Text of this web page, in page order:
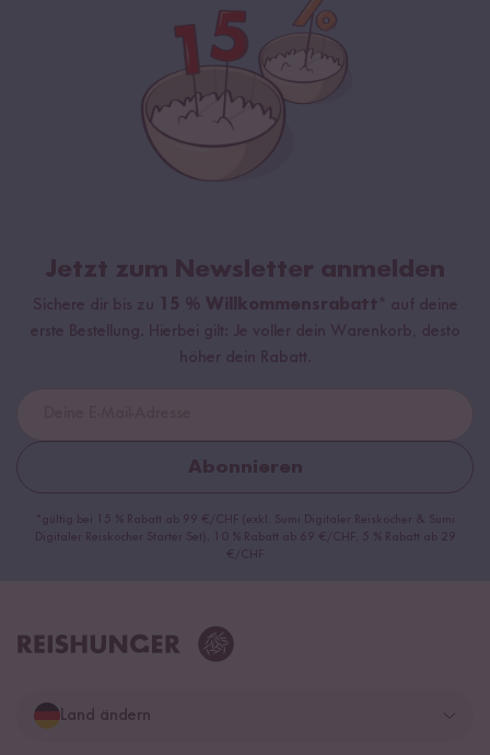
Jetzt zum Newsletter anmelden
Sichere dir bis zu 15 % Willkommensrabatt* auf deine
erste Bestellung. Hierbei gilt: Je voller dein Warenkorb, desto
höher dein Rabatt.
Abonnieren
*gültig bei 15 % Rabatt ab 99 €/CHF (exkl. Sumi Digitaler Reiskocher & Sumi
Digitaler Reiskocher Starter Set), 10 % Rabatt ab 69 €/CHF, 5 % Rabatt ab 29
€/CHF
Land ändern